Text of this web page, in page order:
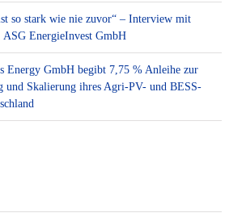
ist so stark wie nie zuvor“ – Interview mit
EnergieInvest GmbH
Energy GmbH begibt 7,75 % Anleihe zur
und Skalierung ihres Agri-PV- und BESS-